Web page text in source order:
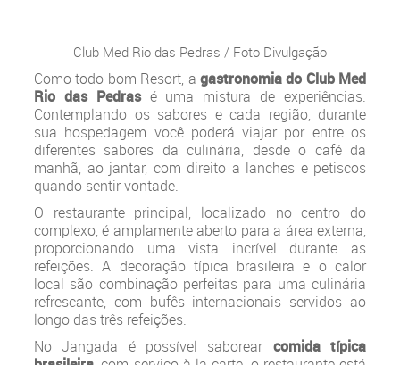
Club Med Rio das Pedras / Foto Divulgação
Como todo bom Resort, a gastronomia do Club Med
Rio das Pedrasé uma mistura de experiências.
Contemplando os sabores e cada região, durante
sua hospedagem você poderá viajar por entre os
diferentes sabores da culinária, desde o café da
manhã, ao jantar, com direito a lanches e petiscos
quando sentir vontade.
O restaurante principal, localizado no centro do
complexo, é amplamente aberto para a área externa,
proporcionando uma vista incrível durante as
refeições. A decoração típica brasileira e o calor
local são combinação perfeitas para uma culinária
refrescante, com bufês internacionais servidos ao
longo das três refeições.
No Jangada é possível saborear comida típica